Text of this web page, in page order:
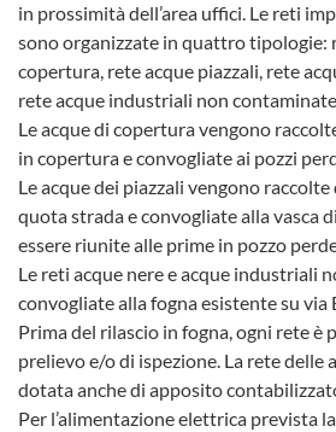
in prossimità dell’area uffici. Le reti
sono organizzate in quattro tipologie:
copertura, rete acque piazzali, rete
rete acque industriali non
Le acque di copertura vengono
in copertura e convogliate ai pozzi
Le acque dei piazzali vengono
quota strada e convogliate alla vasca
essere riunite alle prime in pozzo
Le reti acque nere e acque industriali
convogliate alla fogna esistente su via
Prima del rilascio in fogna, ogni rete è
prelievo e/o di ispezione. La rete delle
dotata anche di apposito
Per l’alimentazione elettrica prevista